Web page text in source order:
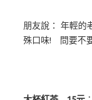
朋友說： 年輕的
殊口味! 問要不